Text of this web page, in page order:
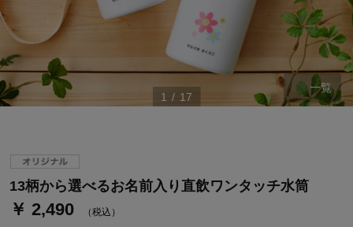
1 / 17
一覧
13柄から選べるお名前入り直飲ワンタッチ水筒
￥ 2,490 （税込）
ステージが上がれば送料無料・返品引取無料！
ベルメゾン・ポイントについて
通常商品送料無料 返品引取無料（JCBのみ）
即時入会なら更に500円OFFクーポンプレゼント